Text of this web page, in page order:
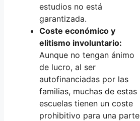
estudios no está
garantizada.
Coste económico y
elitismo involuntario:
Aunque no tengan ánimo
de lucro, al ser
autofinanciadas por las
familias, muchas de estas
escuelas tienen un coste
prohibitivo para una parte